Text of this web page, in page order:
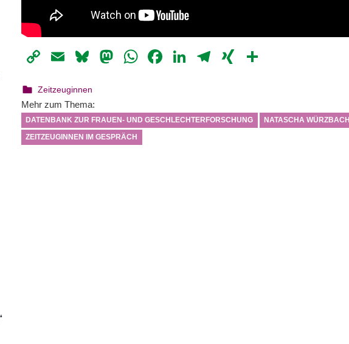
CopyEmailBluesky
Mastodon
WhatsApp
Facebook
LinkedIn
Telegram
XING
19. Mai 2021
webmam
Zeitzeuginnen
Mehr zum Thema:
DATENBANK ZUR FRAUEN- UND GESCHLECHTERFORSCHUNG NATASCHA WÜRZBACH
ZEITZEUGINNEN IM GESPRÄCH